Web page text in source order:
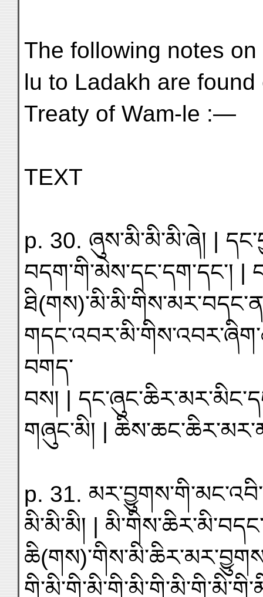
The following notes
lu to Ladakh are
Treaty of Wam-le :—
TEXT
p. 30. ཞུས་མི་མི་མི་ཞེ། |
བདག་གི་མེས་དང་དག་དང་། |
བགད་
བས། |
གཞུང་མི། |
p. 31.
མི་མི་མི། |